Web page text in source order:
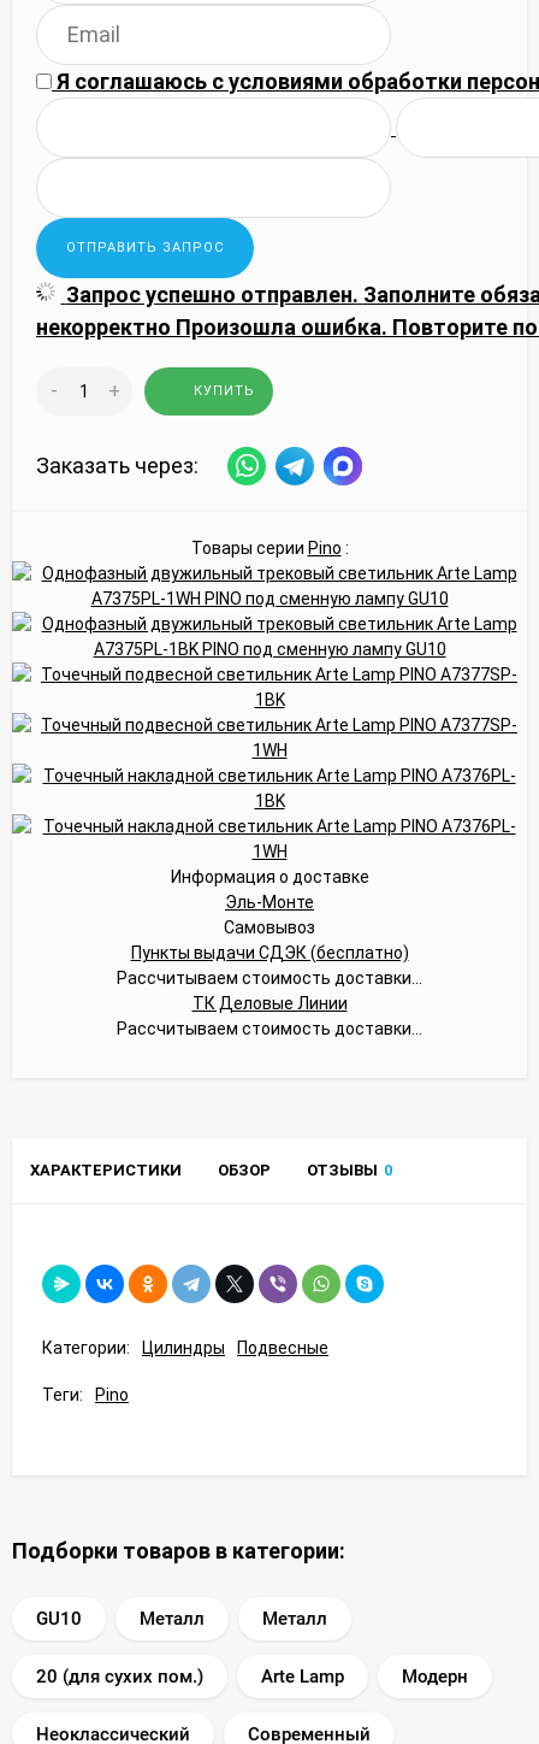
Я соглашаюсь сусловиями обработки
Запрос успешно отправлен. Заполните
некорректно Произошла ошибка. Повторите
- + КУПИТЬ
Заказать через:
Товары серии Pino :
Информация о доставке
Эль-Монте
Самовывоз
Пункты выдачи СДЭК (бесплатно)
Рассчитываем стоимость доставки...
ТК Деловые Линии
Рассчитываем стоимость доставки...
ХАРАКТЕРИСТИКИ ОБЗОР ОТЗЫВЫ 0
Категории: Цилиндры Подвесные
Теги: Pino
Подборки товаров в категории:
GU10 Металл Металл
20 (для сухих пом.) Arte Lamp Модерн
Неоклассический Современный